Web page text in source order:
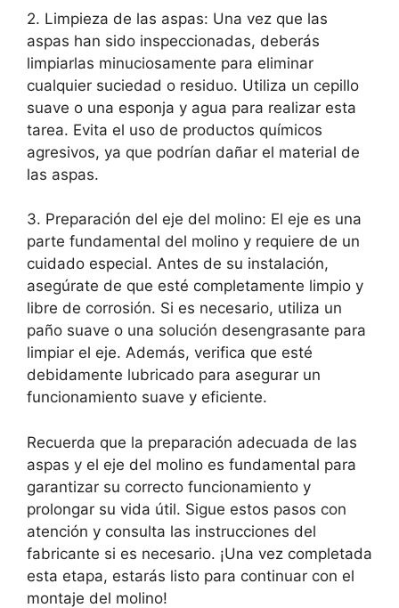
2. Limpieza de las aspas: Una vez que las
aspas han sido inspeccionadas, deberás
limpiarlas minuciosamente para eliminar
cualquier suciedad o residuo. Utiliza un cepillo
suave o una esponja y agua para realizar esta
tarea. Evita el uso de productos químicos
agresivos, ya que podrían dañar el material de
las aspas.
3. Preparación del eje del molino: El eje es una
parte fundamental del molino y requiere de un
cuidado especial. Antes de su instalación,
asegúrate de que esté completamente limpio y
libre de corrosión. Si es necesario, utiliza un
paño suave o una solución desengrasante para
limpiar el eje. Además, verifica que esté
debidamente lubricado para asegurar un
funcionamiento suave y eficiente.
Recuerda que la preparación adecuada de las
aspas y el eje del molino es fundamental para
garantizar su correcto funcionamiento y
prolongar su vida útil. Sigue estos pasos con
atención y consulta las instrucciones del
fabricante si es necesario. ¡Una vez completada
esta etapa, estarás listo para continuar con el
montaje del molino!